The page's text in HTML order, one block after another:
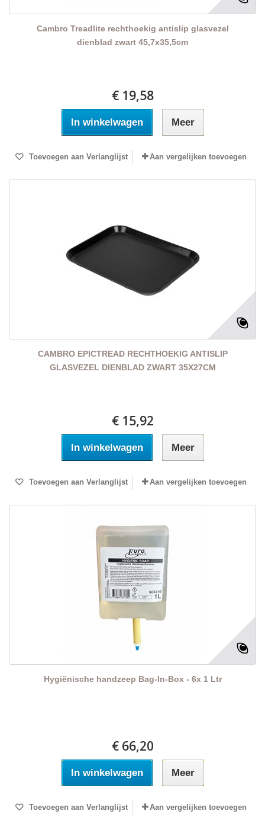
Cambro Treadlite rechthoekig antislip glasvezel
dienblad zwart 45,7x35,5cm
€ 19,58
In winkelwagen Meer
Toevoegen aan Verlanglijst Aan vergelijken toevoegen
CAMBRO EPICTREAD RECHTHOEKIG ANTISLIP
GLASVEZEL DIENBLAD ZWART 35X27CM
€ 15,92
In winkelwagen Meer
Toevoegen aan Verlanglijst Aan vergelijken toevoegen
Hygiënische handzeep Bag-In-Box - 6x 1 Ltr
€ 66,20
In winkelwagen Meer
Toevoegen aan Verlanglijst Aan vergelijken toevoegen